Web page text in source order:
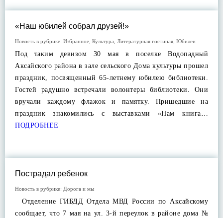
«Наш юбилей собрал друзей!»
Новость в рубрике: Избранное Культура Литературная гостиная Юбилеи
Под таким девизом 30 мая в поселке Водопадный
Аксайского района в зале сельского Дома культуры прошел
праздник, посвященный 65-летнему юбилею библиотеки.
Гостей радушно встречали волонтеры библиотеки. Они
вручали каждому флажок и памятку. Пришедшие на
праздник знакомились с выставками «Нам книга…
ПОДРОБНЕЕ
Пострадал ребенок
Новость в рубрике: Дорога и мы
Отделение ГИБДД Отдела МВД России по Аксайскому
сообщает, что 7 мая на ул. 3-й переулок в районе дома №